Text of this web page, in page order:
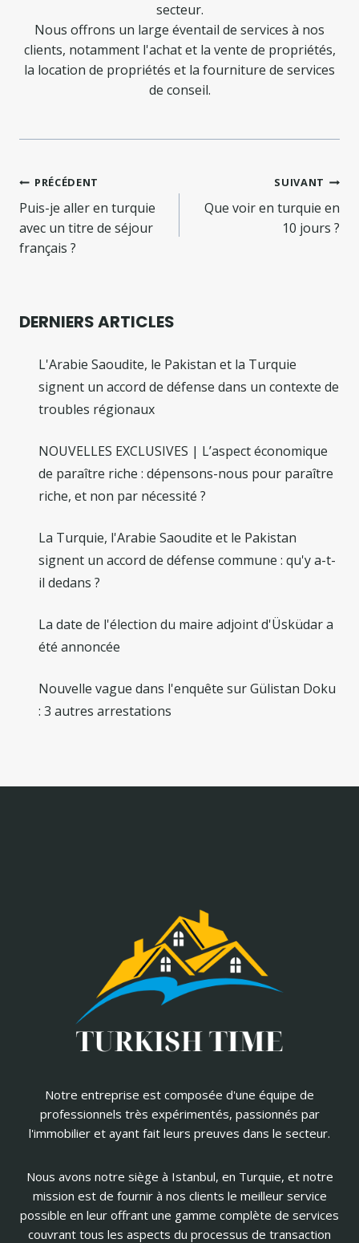
secteur.
Nous offrons un large éventail de services à nos
clients, notamment l'achat et la vente de propriétés,
la location de propriétés et la fourniture de services
de conseil.
Navigation
de
l’article
PRÉCÉDENT
Puis-je aller en turquie
avec un titre de séjour
français ?
SUIVANT
Que voir en turquie en
10 jours ?
DERNIERS ARTICLES
L'Arabie Saoudite, le Pakistan et la Turquie
signent un accord de défense dans un contexte de
troubles régionaux
NOUVELLES EXCLUSIVES | L’aspect économique
de paraître riche : dépensons-nous pour paraître
riche, et non par nécessité ?
La Turquie, l'Arabie Saoudite et le Pakistan
signent un accord de défense commune : qu'y a-t-
il dedans ?
La date de l'élection du maire adjoint d'Üsküdar a
été annoncée
Nouvelle vague dans l'enquête sur Gülistan Doku
: 3 autres arrestations
Notre entreprise est composée d'une équipe de
professionnels très expérimentés, passionnés par
l'immobilier et ayant fait leurs preuves dans le secteur.
Nous avons notre siège à Istanbul, en Turquie, et notre
mission est de fournir à nos clients le meilleur service
possible en leur offrant une gamme complète de services
couvrant tous les aspects du processus de transaction